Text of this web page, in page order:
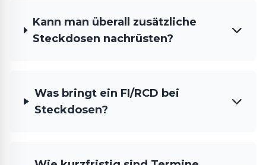
Kann man überall zusätzliche
Steckdosen nachrüsten?
Was bringt ein FI/RCD bei
Steckdosen?